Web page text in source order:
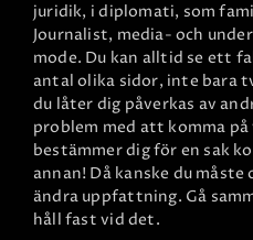
juridik, i diplomati, som
Journalist, media- och
mode. Du kan alltid se ett
antal olika sidor, inte bara
du låter dig påverkas av
problem med att komma på
bestämmer dig för en sak
annan! Då kanske du måste
ändra uppfattning. Gå
håll fast vid det.